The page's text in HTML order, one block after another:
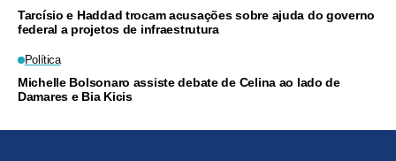
Tarcísio e Haddad trocam acusações sobre ajuda do governo
federal a projetos de infraestrutura
Política
Michelle Bolsonaro assiste debate de Celina ao lado de
Damares e Bia Kicis